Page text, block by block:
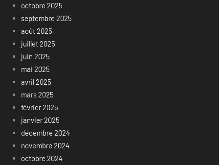
octobre 2025
septembre 2025
août 2025
juillet 2025
juin 2025
mai 2025
avril 2025
mars 2025
février 2025
janvier 2025
décembre 2024
novembre 2024
octobre 2024